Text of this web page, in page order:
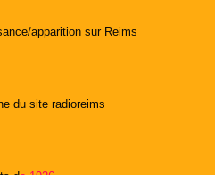
apparition sur Reims
du site radioreims